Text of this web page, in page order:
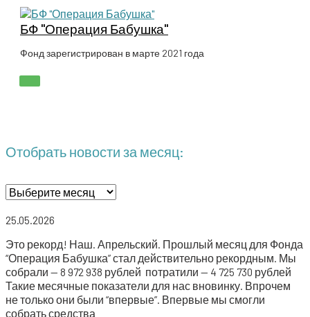
Перейти
содержимому
БФ "Операция Бабушка"
Фонд зарегистрирован в марте 2021 года
ГЛАВНОЕ
Отобрать новости за месяц:
Отобрать
ново­
сти
25.05.2026
Это рекорд! Наш. Апрель­ский. Про­шлый месяц для Фон­да
“Опе­ра­ция Бабуш­ка” стал дей­стви­тель­но рекорд­ным. Мы ️
собра­ли — 8 972 938 руб­лей ️ потра­ти­ли — 4 725 730 руб­лей
Такие месяч­ные пока­за­те­ли для нас вно­вин­ку. Впро­чем
не толь­ко они были “впер­вые”. Впер­вые мы смог­ли
собрать средства